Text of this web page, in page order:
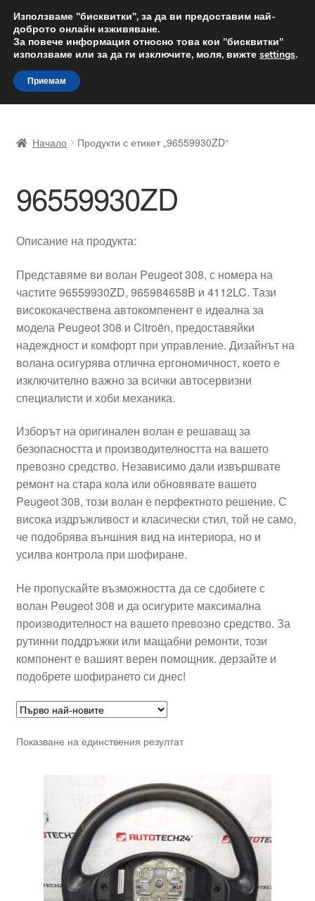
ДОСТАВКА от 12 лв.
Доставка по целия свят
Skip
to
navigation
Skip
to
content
Доставка по целия свят
Жалби
Моята сметка
Плащанията
Правила и условия
Процедура за рекламации
Разгледайте
Транспорт
Начало Продукти с етикет „96559930ZD“
96559930ZD
Описание на продукта:
Представяме ви волан Peugeot 308, с номера на
частите 96559930ZD, 965984658B и 4112LC. Тази
висококачествена автокомпенент е идеална за
модела Peugeot 308 и Citroën, предоставяйки
надеждност и комфорт при управление. Дизайнът на
волана осигурява отлична ергономичност, което е
изключително важно за всички автосервизни
специалисти и хоби механика.
Изборът на оригинален волан е решаващ за
безопасността и производителността на вашето
превозно средство. Независимо дали извършвате
ремонт на стара кола или обновявате вашето
Peugeot 308, този волан е перфектното решение. С
висока издръжливост и класически стил, той не само,
че подобрява външния вид на интериора, но и
усилва контрола при шофиране.
Не пропускайте възможността да се сдобиете с
волан Peugeot 308 и да осигурите максимална
производителност на вашето превозно средство. За
рутинни поддръжки или мащабни ремонти, този
компонент е вашият верен помощник. дерзайте и
подобрете шофирането си днес!
Показване на единствения резултат
Използваме "бисквитки", за да ви предоставим най-
доброто онлайн изживяване.
За повече информация относно това кои "бисквитки"
използваме или за да ги изключите, моля, вижте settings.
Приемам